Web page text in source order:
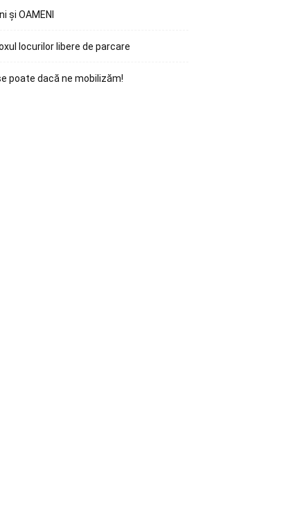
și OAMENI
locurilor libere de parcare
poate dacă ne mobilizăm!